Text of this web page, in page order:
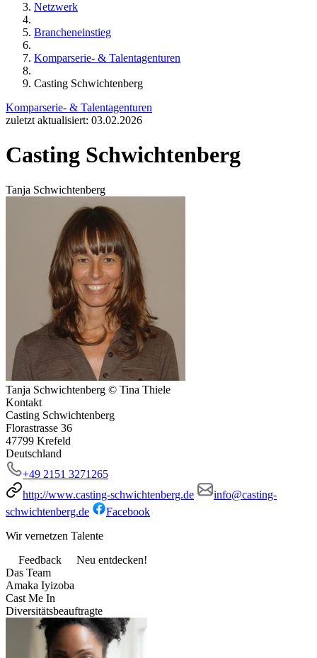
Netzwerk
Brancheneinstieg
Komparserie- & Talentagenturen
Casting Schwichtenberg
Komparserie- & Talentagenturen
zuletzt aktualisiert: 03.02.2026
Casting Schwichtenberg
Tanja Schwichtenberg
Tanja Schwichtenberg © Tina Thiele
Kontakt
Casting Schwichtenberg
Florastrasse 36
47799 Krefeld
Deutschland
+49 2151 3271265
http://www.casting-schwichtenberg.de
info@casting-
schwichtenberg.de
Facebook
Wir vernetzen Talente
Feedback
Neu entdecken!
Das Team
Amaka Iyizoba
Cast Me In
Diversitätsbeauftragte